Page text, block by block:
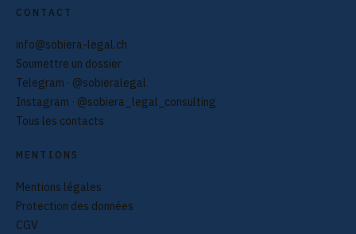
CONTACT
info@sobiera-legal.ch
Soumettre un dossier
Telegram · @sobieralegal
Instagram · @sobiera_legal_consulting
Tous les contacts
MENTIONS
Mentions légales
Protection des données
CGV